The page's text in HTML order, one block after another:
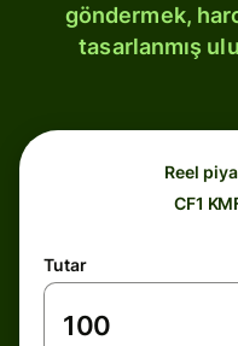
göndermek,
tasarlanmış
Reel
CF1
Tutar